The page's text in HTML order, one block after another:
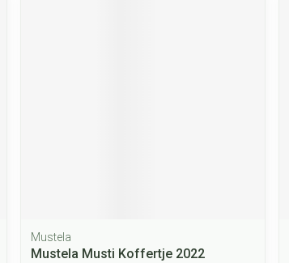
Mustela
Mustela Musti Koffertje 2022